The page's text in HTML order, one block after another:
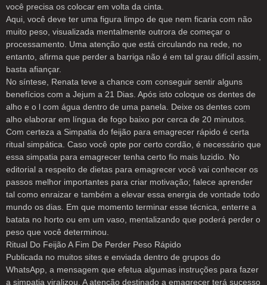
você precisa os colocar em volta da cinta.
Aqui, você deve ter uma figura limpo de que nem ficaria com não
muito peso, visualizada mentalmente outrora de começar o
processamento. Uma atenção que está circulando na rede, no
entanto, afirma que perder a barriga não é em tal grau difícil assim,
basta afiançar.
No síntese, Renata teve a chance com conseguir sentir alguns
benefícios com a Jejum a 21 Dias. Após isto coloque os dentes de
alho e o l com água dentro de uma panela. Deixe os dentes com
alho elaborar em língua de fogo baixo por cerca de 20 minutos.
Com certeza a Simpatia do feijão para emagrecer rápido é certa
ritual simpática. Caso você opte por certo cordão, é necessário que
essa simpatia para emagrecer tenha certo fio mais luzidio. No
editorial a respeito de dietas para emagrecer você vai conhecer os
passos melhor importantes para criar motivação; falece aprender
tal como enraizar e também a elevar essa energia de vontade todo
mundo os dias. Em que momento terminar esse técnica, enterre a
batata no horto ou em um vaso, mentalizando que poderá perder o
peso que você determinou.
Ritual Do Feijão A Fim De Perder Peso Rápido
Publicada no muitos sites e enviada dentro de grupos do
WhatsApp, a mensagem que efetua algumas instruções para fazer
a simpatia viralizou. A atenção destinado a emagrecer terá sucesso